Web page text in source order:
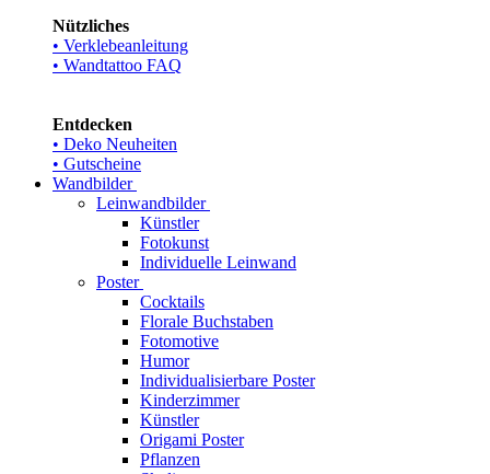
Nützliches
• Verklebeanleitung
• Wandtattoo FAQ
Entdecken
• Deko Neuheiten
• Gutscheine
Wandbilder
Leinwandbilder
Künstler
Fotokunst
Individuelle Leinwand
Poster
Cocktails
Florale Buchstaben
Fotomotive
Humor
Individualisierbare Poster
Kinderzimmer
Künstler
Origami Poster
Pflanzen